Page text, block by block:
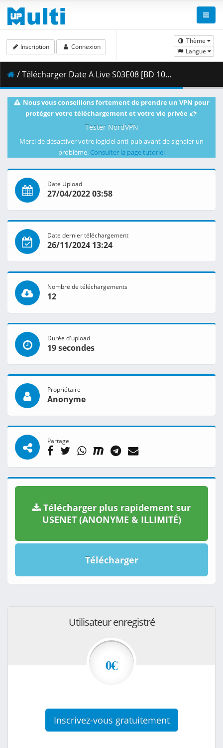
Thème
Langue
Inscription Connexion
/ Télécharger Date A Live S03E08 [BD 1080p HEVC 10bit FLAC] [Dual-Audio].mkv.003 ( 436.97 MB )
Nous vous conseillons fortement de prendre un VPN pour
protéger votre téléchargement et votre vie privée
Tester NordVPN
Merci de désactiver votre logiciel anti-pub avant de signaler un
problème. Consulter la page tutoriel
Date Upload
27/04/2022 03:58
Date dernier téléchargement
26/11/2024 13:24
Nombre de téléchargements
12
Durée d'upload
19 secondes
Propriétaire
Anonyme
Partage
Télécharger plus rapidement sur
USENET (ANONYME & ILLIMITÉ)
Télécharger
Utilisateur enregistré
0€
Inscrivez-vous gratuitement